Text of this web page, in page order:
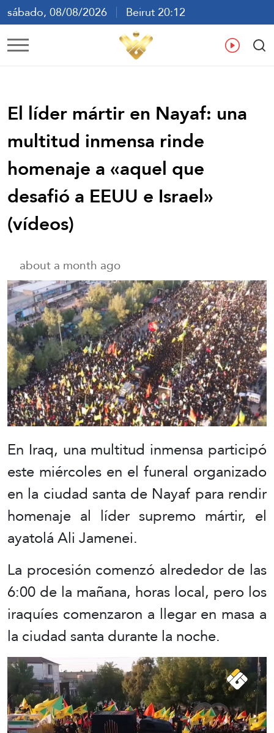
sábado, 08/08/2026
Beirut 20:12
ع En
El líder mártir en Nayaf: una
multitud inmensa rinde
homenaje a «aquel que
desafió a EEUU e Israel»
(vídeos)
about a month ago
En Iraq, una multitud inmensa participó
este miércoles en el funeral organizado
en la ciudad santa de Nayaf para rendir
homenaje al líder supremo mártir, el
ayatolá Ali Jamenei.
La procesión comenzó alrededor de las
6:00 de la mañana, horas local, pero los
iraquíes comenzaron a llegar en masa a
la ciudad santa durante la noche.